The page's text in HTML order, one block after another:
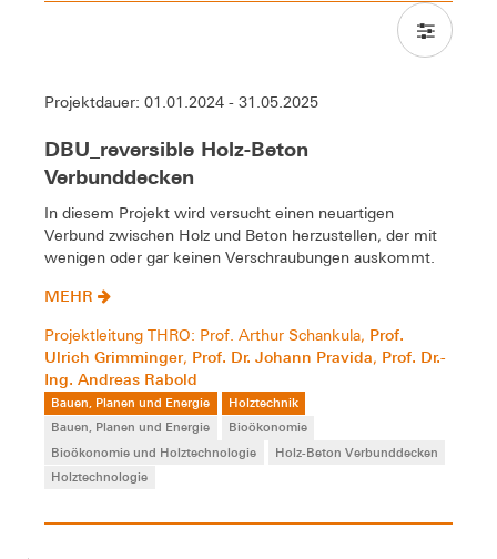
Projektdauer: 01.01.2024 - 31.05.2025
DBU_reversible Holz-Beton
Verbunddecken
In diesem Projekt wird versucht einen neuartigen
Verbund zwischen Holz und Beton herzustellen, der mit
wenigen oder gar keinen Verschraubungen auskommt.
MEHR
Projektleitung THRO: Prof. Arthur Schankula, Prof.
Ulrich Grimminger, Prof. Dr. Johann Pravida, Prof. Dr.-
Ing. Andreas Rabold
Bauen, Planen und Energie
Holztechnik
Bauen, Planen und Energie
Bioökonomie
Bioökonomie und Holztechnologie
Holz-Beton Verbunddecken
Holztechnologie